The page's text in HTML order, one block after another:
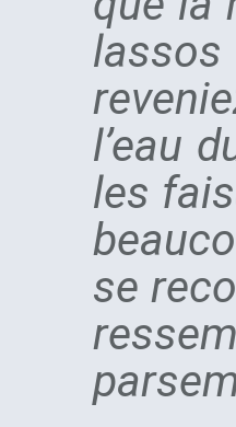
l’eau
les
se